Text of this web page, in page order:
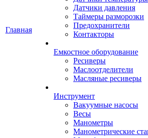
Главная
Датчики давления
Таймеры разморозки
Предохранители
Контакторы
Емкостное оборудование
Ресиверы
Маслоотделители
Масляные ресиверы
Инструмент
Вакуумные насосы
Весы
Манометры
Манометрические